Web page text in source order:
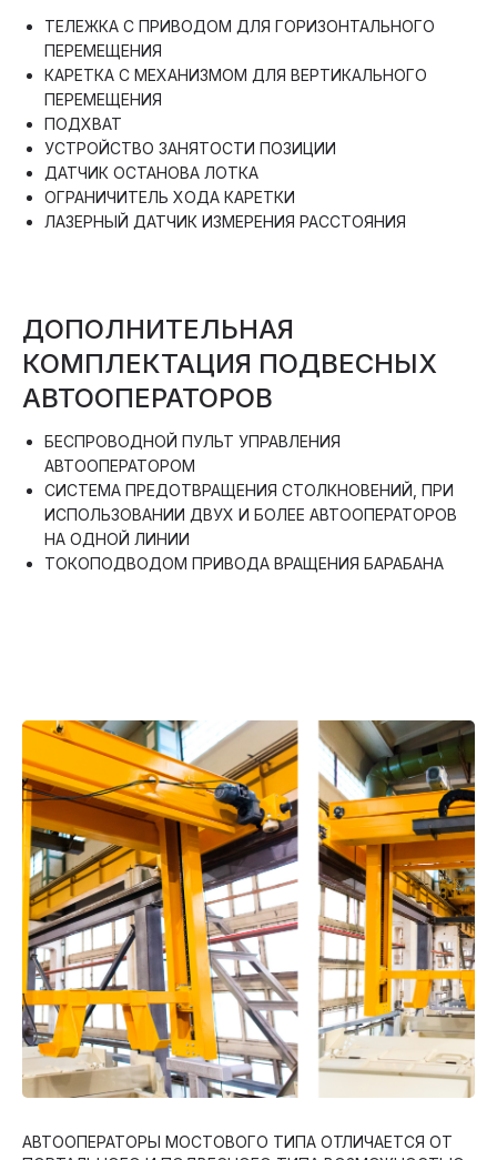
ТЕЛЕЖКА С ПРИВОДОМ ДЛЯ ГОРИЗОНТАЛЬНОГО
ПЕРЕМЕЩЕНИЯ
КАРЕТКА С МЕХАНИЗМОМ ДЛЯ ВЕРТИКАЛЬНОГО
ПЕРЕМЕЩЕНИЯ
ПОДХВАТ
УСТРОЙСТВО ЗАНЯТОСТИ ПОЗИЦИИ
ДАТЧИК ОСТАНОВА ЛОТКА
ОГРАНИЧИТЕЛЬ ХОДА КАРЕТКИ
ЛАЗЕРНЫЙ ДАТЧИК ИЗМЕРЕНИЯ РАССТОЯНИЯ
ДОПОЛНИТЕЛЬНАЯ
КОМПЛЕКТАЦИЯ ПОДВЕСНЫХ
АВТООПЕРАТОРОВ
БЕСПРОВОДНОЙ ПУЛЬТ УПРАВЛЕНИЯ
АВТООПЕРАТОРОМ
СИСТЕМА ПРЕДОТВРАЩЕНИЯ СТОЛКНОВЕНИЙ, ПРИ
ИСПОЛЬЗОВАНИИ ДВУХ И БОЛЕЕ АВТООПЕРАТОРОВ
НА ОДНОЙ ЛИНИИ
ТОКОПОДВОДОМ ПРИВОДА ВРАЩЕНИЯ БАРАБАНА
АВТООПЕРАТОРЫ МОСТОВОГО ТИПА ОТЛИЧАЕТСЯ ОТ